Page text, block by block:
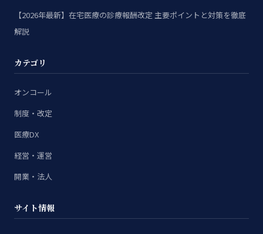
【2026年最新】在宅医療の診療報酬改定 主要ポイントと対策を徹底
解説
カテゴリ
オンコール
制度・改定
医療DX
経営・運営
開業・法人
サイト情報